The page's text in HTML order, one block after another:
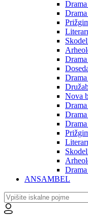
Nova
ANSAMBEL